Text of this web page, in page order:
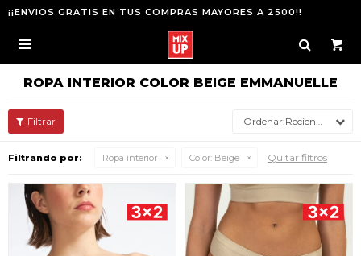
¡¡ENVIOS GRATIS EN TUS COMPRAS MAYORES A 2500!!

ROPA INTERIOR COLOR BEIGE EMMANUELLE
Recientes
Filtrando por: Ropa interior Color: Beige Quitar filtros